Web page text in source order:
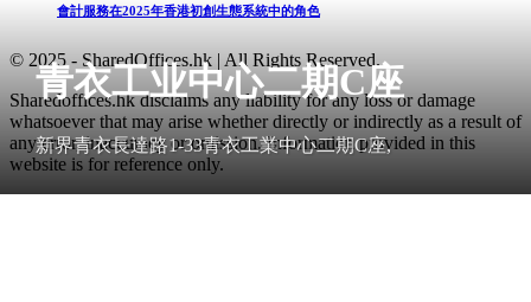
青衣工业中心二期C座
新界青衣長達路1-33青衣工業中心二期C座,
會計服務在2025年香港初創生態系統中的角色
© 2025 - SharedOffices.hk | All Rights Reserved.
Sharedoffices.hk disclaims any liability for any loss or damage
whatsoever that may arise whether directly or indirectly as a result of
any error, inaccuracy or omission. Information provided in this
website is for reference only.